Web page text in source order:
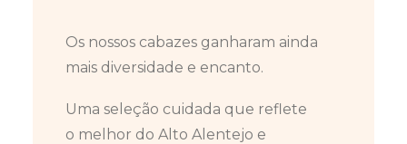
Os nossos cabazes ganharam ainda
mais diversidade e encanto.
Uma seleção cuidada que reflete
o melhor do Alto Alentejo e